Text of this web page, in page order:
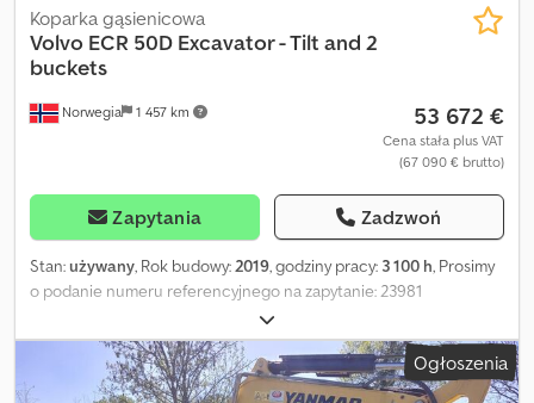
Norwegia 1 457 km
Koparka gąsienicowa
Volvo ECR 50D Excavator - Tilt and 2
buckets
53 672 €
Cena stała plus VAT
(67 090 € brutto)
Zapytania Zadzwoń
Stan:używany, Rok budowy: 2019, godziny pracy: 3 100 h, Prosimy
o podanie numeru referencyjnego na zapytanie: 23981
Specyfikacja: Dostarczany z certyfikatem Rok produkcji: 2019
Liczba godzin pracy: ok. 3100 Masa: ok. 5010 kg Moc: 31,2 kW
Podwozie: patrz zdjęcia Gumowe gąsienice Szerokość gąsienic:
ok. 40 cm Szerokość maszyny: ok. 190 cm Łyżka do prac ziemnych
Ogłoszenia